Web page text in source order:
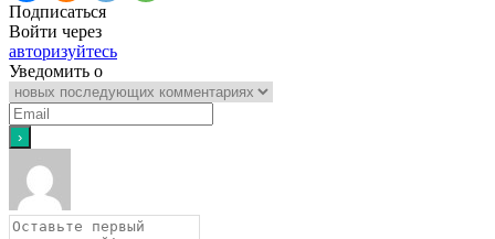
Подписаться
Войти через
авторизуйтесь
Уведомить о